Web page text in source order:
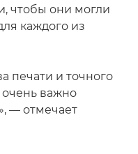
чтобы они могли
каждого из
печати и точного
важно
— отмечает